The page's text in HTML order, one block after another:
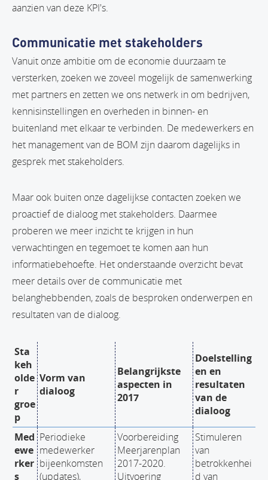
aanzien van deze KPI's.
Communicatie met stakeholders
Vanuit onze ambitie om de economie duurzaam te
versterken, zoeken we zoveel mogelijk de samenwerking
met partners en zetten we ons netwerk in om bedrijven,
kennisinstellingen en overheden in binnen- en
buitenland met elkaar te verbinden. De medewerkers en
het management van de BOM zijn daarom dagelijks in
gesprek met stakeholders.
Maar ook buiten onze dagelijkse contacten zoeken we
proactief de dialoog met stakeholders. Daarmee
proberen we meer inzicht te krijgen in hun
verwachtingen en tegemoet te komen aan hun
informatiebehoefte. Het onderstaande overzicht bevat
meer details over de communicatie met
belanghebbenden, zoals de besproken onderwerpen en
resultaten van de dialoog.
Sta
keh
olde
r
groe
p
Vorm van
dialoog
Belangrijkste
aspecten in
2017
Doelstelling
en en
resultaten
van de
dialoog
Med
ewe
rker
s
Periodieke
medewerker
bijeenkomsten
(updates),
Voorbereiding
Meerjarenplan
2017-2020.
Uitvoering
Stimuleren
van
betrokkenhei
d van